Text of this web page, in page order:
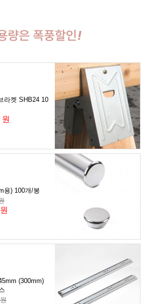
라켓 SHB24 10
용) 100개/봉
(300mm)